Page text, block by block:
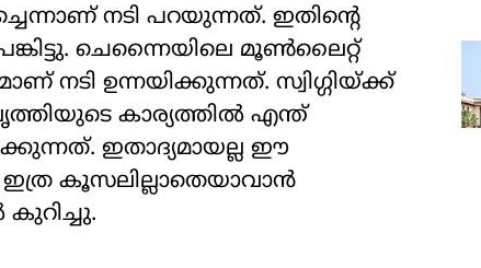
നടി പറയുന്നത്. ഇതിന്റെ
ചെന്നൈയിലെ മൂൺലൈറ്റ്
നടി ഉന്നയിക്കുന്നത്. സ്വിഗ്ഗിയ്ക്ക്
കാര്യത്തിൽ എന്ത്
ഇതാ​​ദ്യമായല്ല ഈ
ഇത്ര കൂസലില്ലാതെയാവാൻ
കുറിച്ചു.